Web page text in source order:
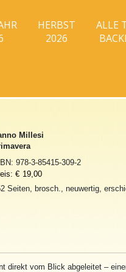
HERBST
2026
ALLE
Millesi
978-3-85415-309-2
€ 19,00
Seiten, brosch., neuwertig,
direkt vom Blick abgeleitet –